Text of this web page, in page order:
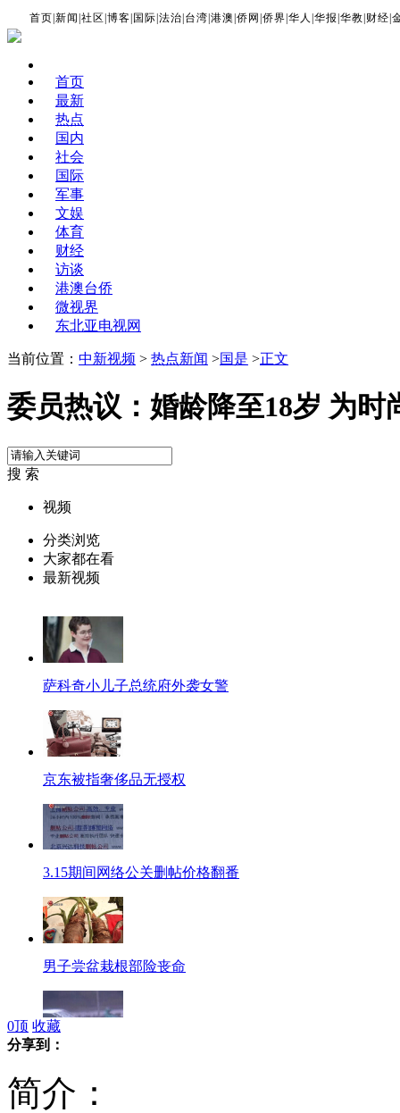
首页 |新闻 |社区 |博客 国际 |法治 台湾 |港澳 |侨网 |侨界 |华人 |华报 |华教 财经 |
首页
最新
热点
国内
社会
国际
军事
文娱
体育
财经
访谈
港澳台侨
微视界
东北亚电视网
当前位置： 中新视频 > 热点新闻 >国是 >正文
委员热议：婚龄降至18岁 为时
搜 索
视频
分类浏览
大家都在看
最新视频
萨科奇小儿子总统府外袭女警
京东被指奢侈品无授权
3.15期间网络公关删帖价格翻番
男子尝盆栽根部险丧命
0顶 收藏
分享到：
简介：